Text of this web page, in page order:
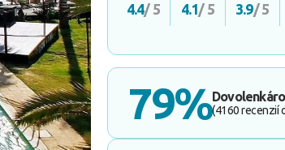
4.4/ 5 4.1/ 5 3.9/ 5
79%(4160 recenzií